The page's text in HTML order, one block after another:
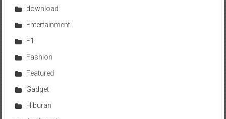
download
Entertainment
F1
Fashion
Featured
Gadget
Hiburan